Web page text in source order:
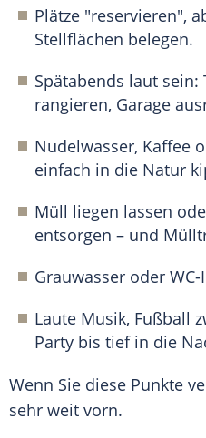
Plätze "reservieren",
Stellflächen belegen.
Spätabends laut
rangieren, Garage
Nudelwasser, Kaffee
einfach in die Natur
Müll liegen lassen
entsorgen – und
Grauwasser oder
Laute Musik, Fußball
Party bis tief in die
Wenn Sie diese Punkte
sehr weit vorn.